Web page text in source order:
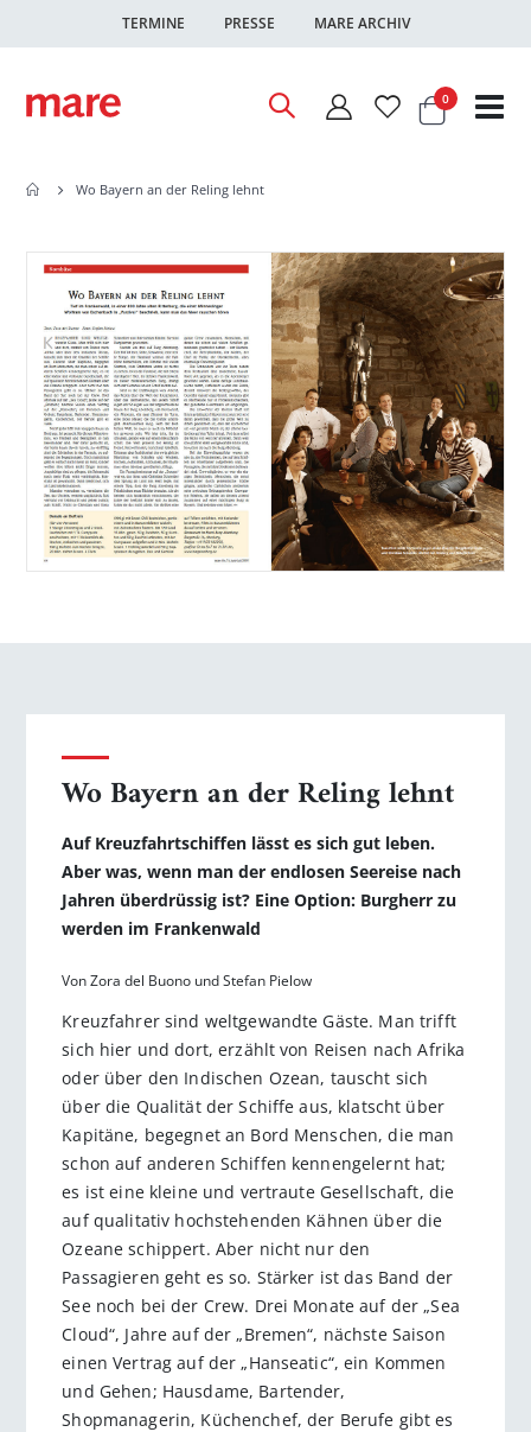
TERMINE PRESSE MARE ARCHIV
Warenkorb
0Artikel
Wo Bayern an der Reling lehnt
Zum
der
Bildgalerie
springen
Zum
Anfang
der
Bildgalerie
springen
Wo Bayern an der Reling lehnt
Auf Kreuzfahrtschiffen lässt es sich gut leben.
Aber was, wenn man der endlosen Seereise nach
Jahren überdrüssig ist? Eine Option: Burgherr zu
werden im Frankenwald
Von Zora del Buono und Stefan Pielow
Kreuzfahrer sind weltgewandte Gäste. Man trifft
sich hier und dort, erzählt von Reisen nach Afrika
oder über den Indischen Ozean, tauscht sich
über die Qualität der Schiffe aus, klatscht über
Kapitäne, begegnet an Bord Menschen, die man
schon auf anderen Schiffen kennengelernt hat;
es ist eine kleine und vertraute Gesellschaft, die
auf qualitativ hochstehenden Kähnen über die
Ozeane schippert. Aber nicht nur den
Passagieren geht es so. Stärker ist das Band der
See noch bei der Crew. Drei Monate auf der „Sea
Cloud“, Jahre auf der „Bremen“, nächste Saison
einen Vertrag auf der „Hanseatic“, ein Kommen
und Gehen; Hausdame, Bartender,
Shopmanagerin, Küchenchef, der Berufe gibt es